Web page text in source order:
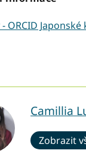
- ORCID
Camillia
Zobrazit